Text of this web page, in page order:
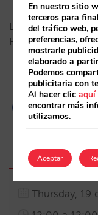
Las plazas son
Encontrarás más
Thursday, 19
En nuestro sitio
terceros para
del tráfico web,
preferencias,
mostrarle
elaborado a
Podemos
publicitaria con
Al hacer clicaquí
encontrar más
utilizamos.
Aceptar